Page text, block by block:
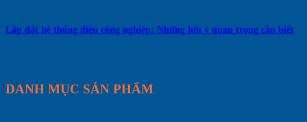
Lắp đặt hệ thống điện công nghiệp: Những lưu ý quan trọng cần biết
DANH MỤC SẢN PHẨM